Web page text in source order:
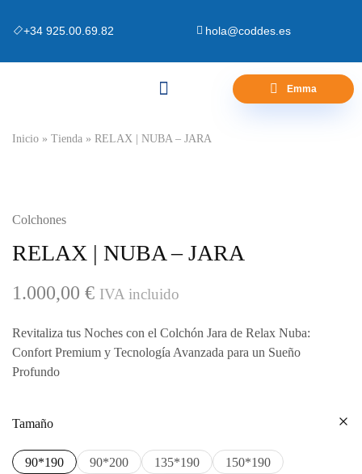
+34 925.00.69.82 hola@coddes.es
Emma
Inicio » Tienda » RELAX | NUBA – JARA
Colchones
RELAX | NUBA – JARA
1.000,00 € IVA incluido
Revitaliza tus Noches con el Colchón Jara de Relax Nuba:
Confort Premium y Tecnología Avanzada para un Sueño
Profundo
Tamaño
90*190 90*200 135*190
150*190